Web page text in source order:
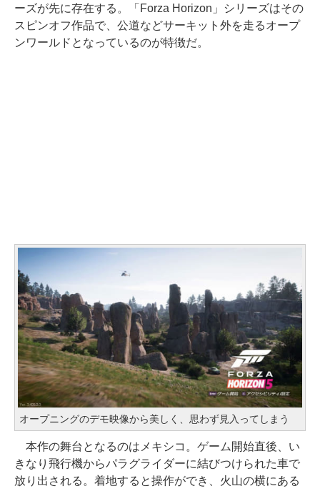
ーズが先に存在する。「Forza Horizon」シリーズはその
スピンオフ作品で、公道などサーキット外を走るオープ
ンワールドとなっているのが特徴だ。
オープニングのデモ映像から美しく、思わず見入ってしまう
本作の舞台となるのはメキシコ。ゲーム開始直後、い
きなり飛行機からパラグライダーに結びつけられた車で
放り出される。着地すると操作ができ、火山の横にある